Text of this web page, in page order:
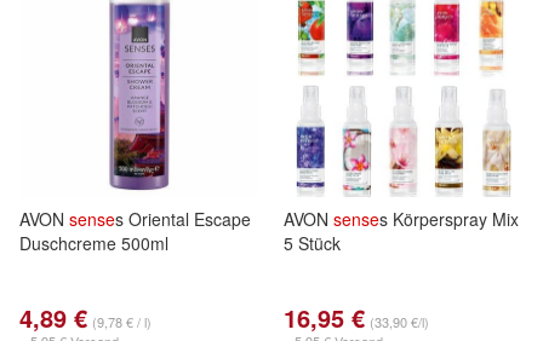
AVON senses Oriental Escape
Duschcreme 500ml
4,89 € (9,78 € / l)
AVON senses Körperspray Mix
5 Stück
16,95 € (33,90 €/l)